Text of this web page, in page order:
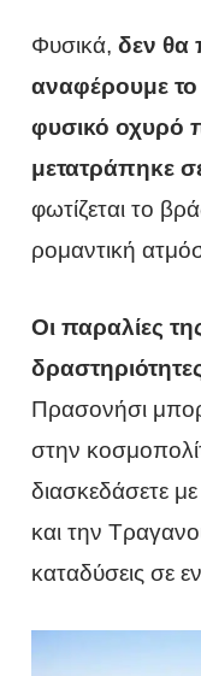
Φυσικά,δεν θα
αναφέρουμε
φυσικό οχυρό
μετατράπηκε
φωτίζεται το
ρομαντική
Οι παραλίες
Πρασονήσι
στην
διασκεδάσετε
και την
καταδύσεις σε